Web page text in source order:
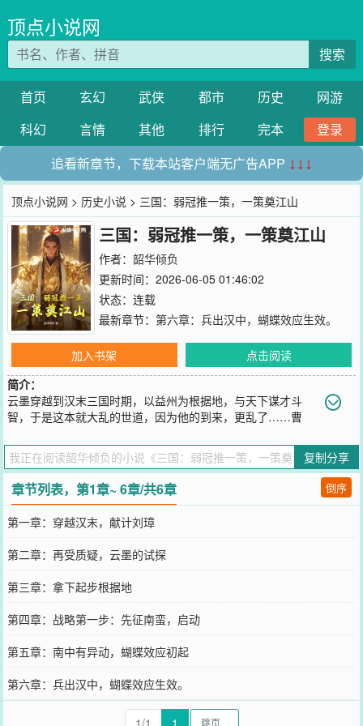
顶点小说网
搜索
首页 玄幻 武侠 都市 历史
网游
科幻
言情 其他 排行 完本
登录
追看新章节，下载本站客户端无广告APP ↓↓↓
顶点小说网 > 历史小说 > 三国：弱冠推一策，一策奠江山
三国：弱冠推一策，一策奠江山
作者： 韶华倾负
更新时间：2026-06-05 01:46:02
状态：连载
最新章节： 第六章：兵出汉中，蝴蝶效应生效。
加入书架
点击阅读
简介：
云墨穿越到汉末三国时期，以益州为根据地，与天下谋才斗
智，于是这本就大乱的世道，因为他的到来，更乱了……曹
刘璋：我以为我是高祖请到了张子房，也没人告诉我是秦王子婴请到
了项羽啊，那我只能学尧舜禅让一下，来保住自己的小命了。云墨：
这天下，终究还是归入了我手中。
您要是觉得《 三国：弱冠推一策，一策奠江山
》还不错的话请不要忘
记向您QQ群和微博微信里的朋友推荐哦！
复制分享
章节列表，第1章~ 6章/共6章 倒序
第一章：穿越汉末，献计刘璋
第二章：再受质疑，云墨的试探
第三章：拿下起步根据地
第四章：战略第一步：先征南蛮，启动
第五章：南中有异动，蝴蝶效应初起
第六章：兵出汉中，蝴蝶效应生效。
1/1 1